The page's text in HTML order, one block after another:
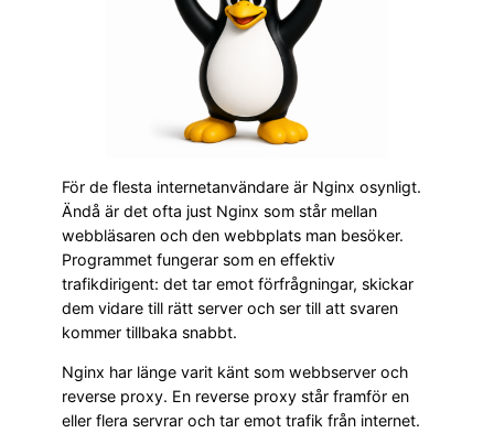
För de flesta internetanvändare är Nginx osynligt.
Ändå är det ofta just Nginx som står mellan
webbläsaren och den webbplats man besöker.
Programmet fungerar som en effektiv
trafikdirigent: det tar emot förfrågningar, skickar
dem vidare till rätt server och ser till att svaren
kommer tillbaka snabbt.
Nginx har länge varit känt som webbserver och
reverse proxy. En reverse proxy står framför en
eller flera servrar och tar emot trafik från internet.